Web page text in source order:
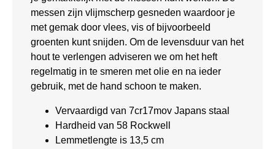
messen zijn vlijmscherp gesneden waardoor je
met gemak door vlees, vis of bijvoorbeeld
groenten kunt snijden. Om de levensduur van het
hout te verlengen adviseren we om het heft
regelmatig in te smeren met olie en na ieder
gebruik, met de hand schoon te maken.
Vervaardigd van 7cr17mov Japans staal
Hardheid van 58 Rockwell
Lemmetlengte is 13,5 cm